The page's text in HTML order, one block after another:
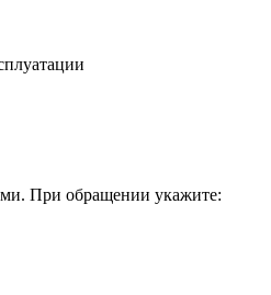
При обращении укажите: